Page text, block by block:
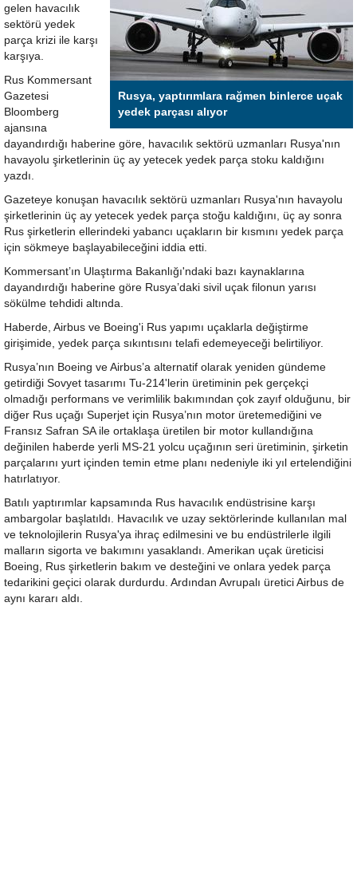
Rusya, yaptırımlara rağmen binlerce uçak
yedek parçası alıyor
gelen havacılık
sektörü yedek
parça krizi ile karşı
karşıya.
Rus Kommersant
Gazetesi
Bloomberg
ajansına
dayandırdığı haberine göre, havacılık sektörü uzmanları Rusya'nın
havayolu şirketlerinin üç ay yetecek yedek parça stoku kaldığını
yazdı.
Gazeteye konuşan havacılık sektörü uzmanları Rusya'nın havayolu
şirketlerinin üç ay yetecek yedek parça stoğu kaldığını, üç ay sonra
Rus şirketlerin ellerindeki yabancı uçakların bir kısmını yedek parça
için sökmeye başlayabileceğini iddia etti.
Kommersant’ın Ulaştırma Bakanlığı'ndaki bazı kaynaklarına
dayandırdığı haberine göre Rusya’daki sivil uçak filonun yarısı
sökülme tehdidi altında.
Haberde, Airbus ve Boeing'i Rus yapımı uçaklarla değiştirme
girişimide, yedek parça sıkıntısını telafi edemeyeceği belirtiliyor.
Rusya’nın Boeing ve Airbus’a alternatif olarak yeniden gündeme
getirdiği Sovyet tasarımı Tu-214'lerin üretiminin pek gerçekçi
olmadığı performans ve verimlilik bakımından çok zayıf olduğunu, bir
diğer Rus uçağı Superjet için Rusya’nın motor üretemediğini ve
Fransız Safran SA ile ortaklaşa üretilen bir motor kullandığına
değinilen haberde yerli MS-21 yolcu uçağının seri üretiminin, şirketin
parçalarını yurt içinden temin etme planı nedeniyle iki yıl ertelendiğini
hatırlatıyor.
Batılı yaptırımlar kapsamında Rus havacılık endüstrisine karşı
ambargolar başlatıldı. Havacılık ve uzay sektörlerinde kullanılan mal
ve teknolojilerin Rusya'ya ihraç edilmesini ve bu endüstrilerle ilgili
malların sigorta ve bakımını yasaklandı. Amerikan uçak üreticisi
Boeing, Rus şirketlerin bakım ve desteğini ve onlara yedek parça
tedarikini geçici olarak durdurdu. Ardından Avrupalı üretici Airbus de
aynı kararı aldı.